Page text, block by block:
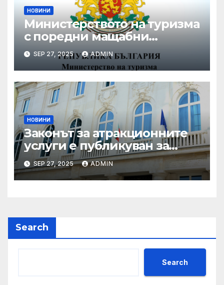
НОВИНИ
Министерството на туризма
с поредни мащабни
координирани проверки
през летния сезон
SEP 27, 2025 ADMIN
НОВИНИ
Законът за атракционните
услуги е публикуван за
обществено обсъждане
SEP 27, 2025 ADMIN
Search
Search